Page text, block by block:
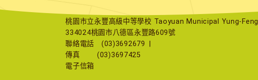
桃園市立永豐高級中等學校 Taoyuan Municipal Yung-
334024桃園市八德區永豐路609號
聯絡電話
(03)3692679
傳真
(03)3697425
電子信箱